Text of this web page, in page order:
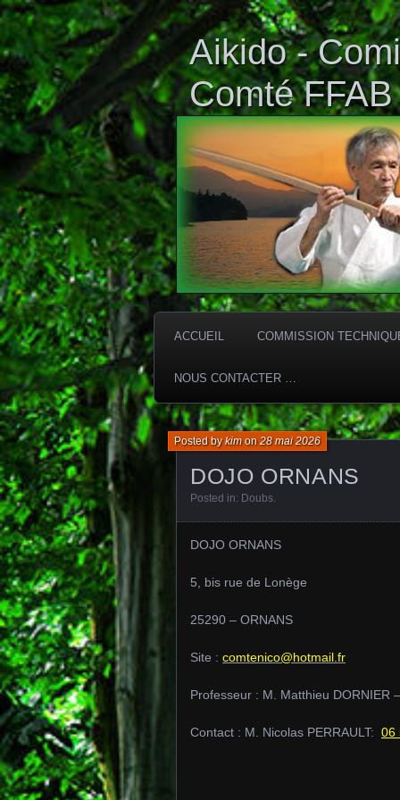
Aikido -
Comté FFAB
ACCUEIL COMMISSION
NOUS CONTACTER …
DOJO ORNANS
Posted bykimon28 mai 2026
Posted in: Doubs.
DOJO ORNANS
5, bis rue de Lonège
25290 – ORNANS
Site : comtenico@hotmail.fr
Professeur : M. Matthieu DORNIER
Contact : M. Nicolas PERRAULT: 06